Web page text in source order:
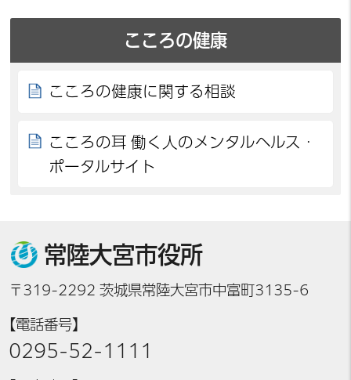
こころの健康
こころの健康に関する相談
こころの耳 働く人のメンタルヘルス・
ポータルサイト
常陸大宮市役所
〒319-2292 茨城県常陸大宮市中富町3135-6
【電話番号】
0295-52-1111